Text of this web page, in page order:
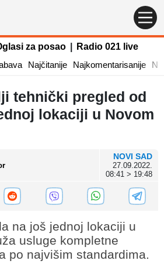
za posao
Radio 021 live
Najčitanije Najkomentarisanije
tehnički pregled od
lokaciji u Novom
NOVI SAD
27.09.2022.
08:41 > 19:48
na još jednoj lokaciji u
usluge kompletne
po najvišim standardima.